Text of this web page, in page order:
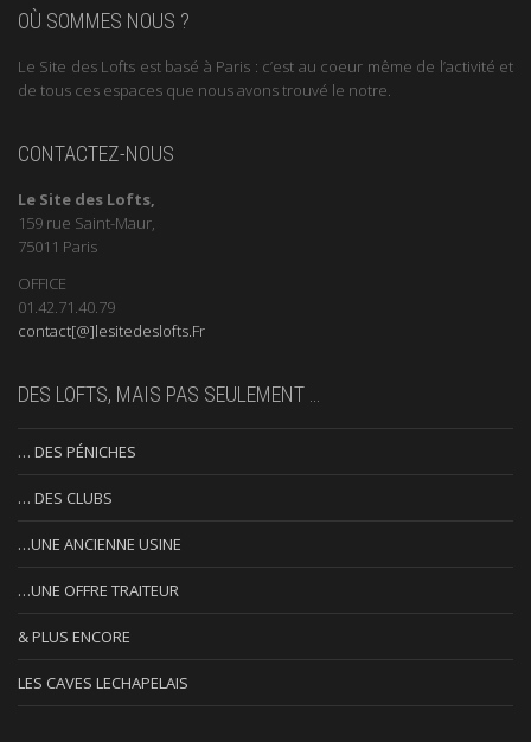
OÙ SOMMES NOUS ?
Le Site des Lofts est basé à Paris : c’est au coeur même de l’activité et
de tous ces espaces que nous avons trouvé le notre.
CONTACTEZ-NOUS
Le Site des Lofts,
159 rue Saint-Maur,
75011 Paris
OFFICE
01.42.71.40.79
contact[@]lesitedeslofts.Fr
DES LOFTS, MAIS PAS SEULEMENT …
… DES PÉNICHES
… DES CLUBS
…UNE ANCIENNE USINE
…UNE OFFRE TRAITEUR
& PLUS ENCORE
LES CAVES LECHAPELAIS